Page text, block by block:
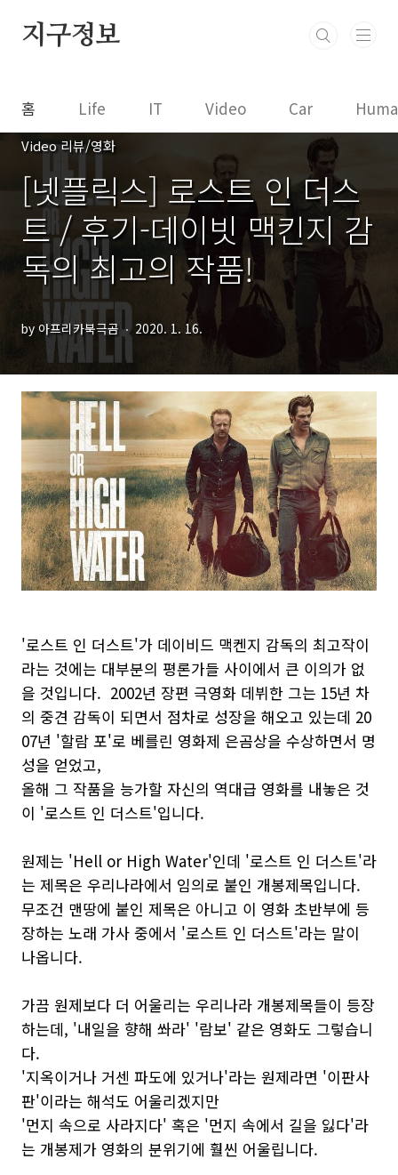
지구정보
홈 Life IT Video Car
Video 리뷰/영화
[넷플릭스] 로스트 인 더스
트 / 후기-데이빗 맥킨지 감
독의 최고의 작품!
by 아프리카북극곰 2020. 1. 16.
'로스트 인 더스트'가 데이비드 맥켄지 감독의 최고작이
라는 것에는 대부분의 평론가들 사이에서 큰 이의가 없
을 것입니다. 2002년 장편 극영화 데뷔한 그는 15년 차
의 중견 감독이 되면서 점차로 성장을 해오고 있는데 20
07년 '할람 포'로 베를린 영화제 은곰상을 수상하면서 명
성을 얻었고,
올해 그 작품을 능가할 자신의 역대급 영화를 내놓은 것
이 '로스트 인 더스트'입니다.
원제는 'Hell or High Water'인데 '로스트 인 더스트'라
는 제목은 우리나라에서 임의로 붙인 개봉제목입니다.
무조건 맨땅에 붙인 제목은 아니고 이 영화 초반부에 등
장하는 노래 가사 중에서 '로스트 인 더스트'라는 말이
나옵니다.
가끔 원제보다 더 어울리는 우리나라 개봉제목들이 등장
하는데, '내일을 향해 쏴라' '람보' 같은 영화도 그렇습니
다.
'지옥이거나 거센 파도에 있거나'라는 원제라면 '이판사
판'이라는 해석도 어울리겠지만
'먼지 속으로 사라지다' 혹은 '먼지 속에서 길을 잃다'라
는 개봉제가 영화의 분위기에 훨씬 어울립니다.